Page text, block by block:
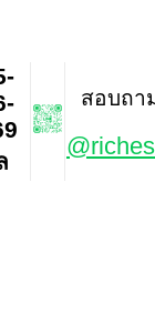
สอบถา